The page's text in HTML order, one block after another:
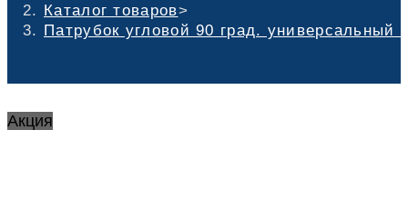
Каталог товаров>
Патрубок угловой 90 град. универсальный
Акция